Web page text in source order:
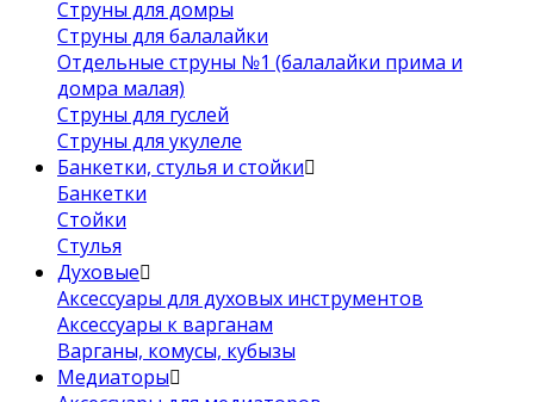
Струны для домры
Струны для балалайки
Отдельные струны №1 (балалайки прима и
домра малая)
Струны для гуслей
Струны для укулеле
Банкетки, стулья и стойки
Банкетки
Стойки
Стулья
Духовые
Аксессуары для духовых инструментов
Аксессуары к варганам
Варганы, комусы, кубызы
Медиаторы